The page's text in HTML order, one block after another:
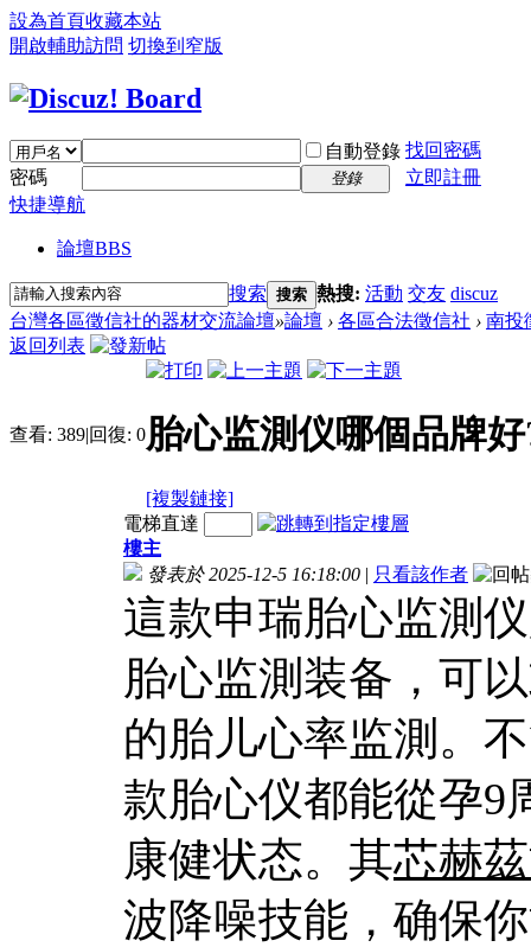
設為首頁收藏本站
開啟輔助訪問 切換到窄版
自動登錄 找回密碼
密碼
登錄
立即註冊
快捷導航
論壇BBS
搜索 搜索 熱搜: 活動 交友 discuz
台灣各區徵信社的器材交流論壇»論壇 › 各區合法徵信社 › 南投
返回列表
查看: 389|回復: 0胎心监測仪哪個品牌
[複製鏈接]
電梯直達
樓主
發表於 2025-12-5 16:18:00 | 只看該作者
這款申瑞胎心监測
胎心监測装备，可
的胎儿心率监測。
款胎心仪都能從孕9
康健状态。其芯赫
波降噪技能，确保